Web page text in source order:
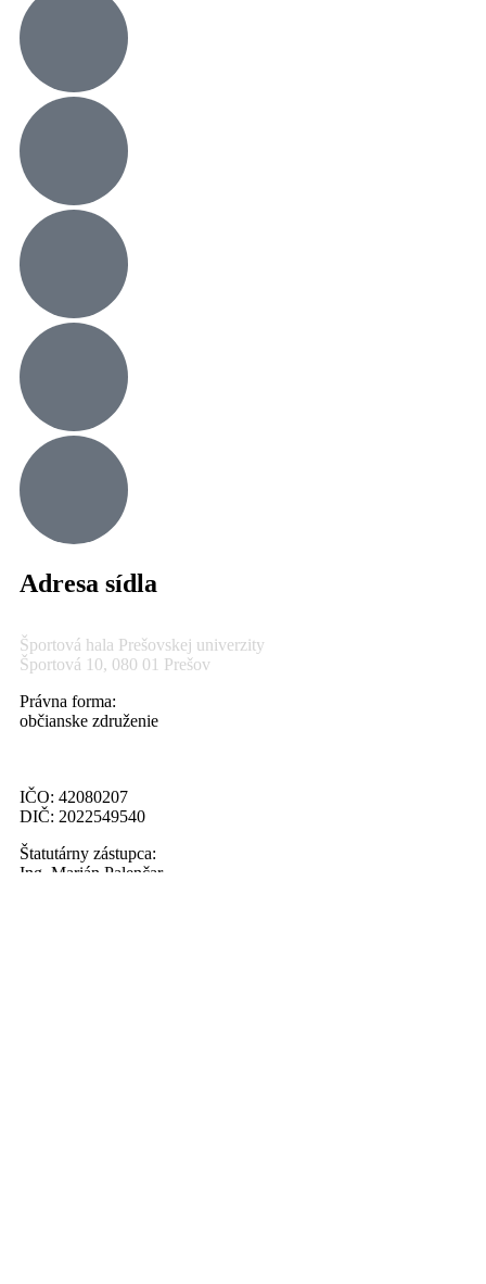
Adresa sídla
Športová hala Prešovskej univerzity
Športová 10, 080 01 Prešov
Právna forma:
občianske združenie
IČO: 42080207
DIČ: 2022549540
Štatutárny zástupca:
Ing. Marián Palenčar